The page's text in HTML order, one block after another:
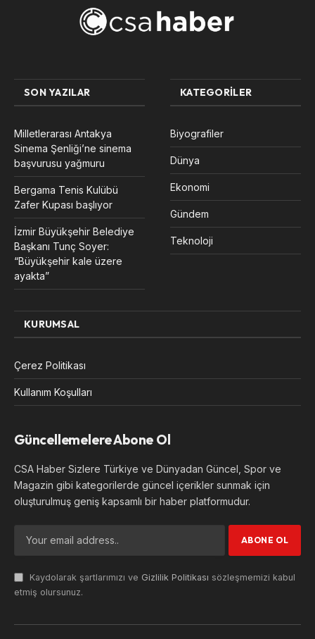
SON YAZILAR
Milletlerarası Antakya
Sinema Şenliği’ne sinema
başvurusu yağmuru
Bergama Tenis Kulübü
Zafer Kupası başlıyor
İzmir Büyükşehir Belediye
Başkanı Tunç Soyer:
“Büyükşehir kale üzere
ayakta”
KATEGORILER
Biyografiler
Dünya
Ekonomi
Gündem
Teknoloji
KURUMSAL
Çerez Politikası
Kullanım Koşulları
Güncellemelere Abone Ol
CSA Haber Sizlere Türkiye ve Dünyadan Güncel, Spor ve
Magazin gibi kategorilerde güncel içerikler sunmak için
oluşturulmuş geniş kapsamlı bir haber platformudur.
Kaydolarak şartlarımızı ve Gizlilik Politikası sözleşmemizi kabul
etmiş olursunuz.